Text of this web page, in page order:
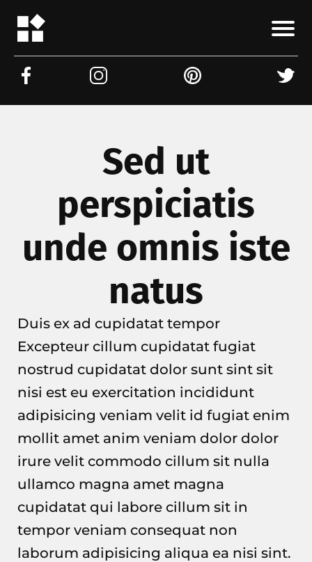
Sed ut
perspiciatis
unde omnis iste
natus
Duis ex ad cupidatat tempor
Excepteur cillum cupidatat fugiat
nostrud cupidatat dolor sunt sint sit
nisi est eu exercitation incididunt
adipisicing veniam velit id fugiat enim
mollit amet anim veniam dolor dolor
irure velit commodo cillum sit nulla
ullamco magna amet magna
cupidatat qui labore cillum sit in
tempor veniam consequat non
laborum adipisicing aliqua ea nisi sint.